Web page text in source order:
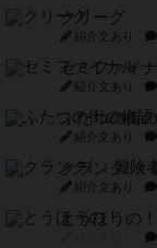
クリーグ
紹介文あり
セミファイ
紹介文あり
ふたつの街
紹介文あり
クランク! ：
紹介文あり
とうほうの！